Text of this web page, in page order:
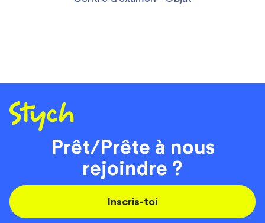
Prêt/Prête à nous
rejoindre ?
Inscris-toi